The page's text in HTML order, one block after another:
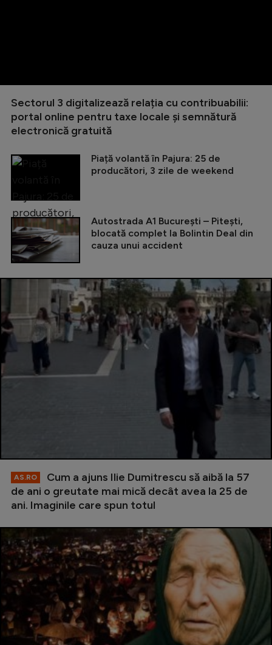
Sectorul 3 digitalizează relația cu contribuabilii:
portal online pentru taxe locale și semnătură
electronică gratuită
Piață volantă în Pajura: 25 de
producători, 3 zile de weekend
Autostrada A1 București – Pitești,
blocată complet la Bolintin Deal din
cauza unui accident
AS.RO
Cum a ajuns Ilie Dumitrescu să aibă la 57
de ani o greutate mai mică decât avea la 25 de
ani. Imaginile care spun totul